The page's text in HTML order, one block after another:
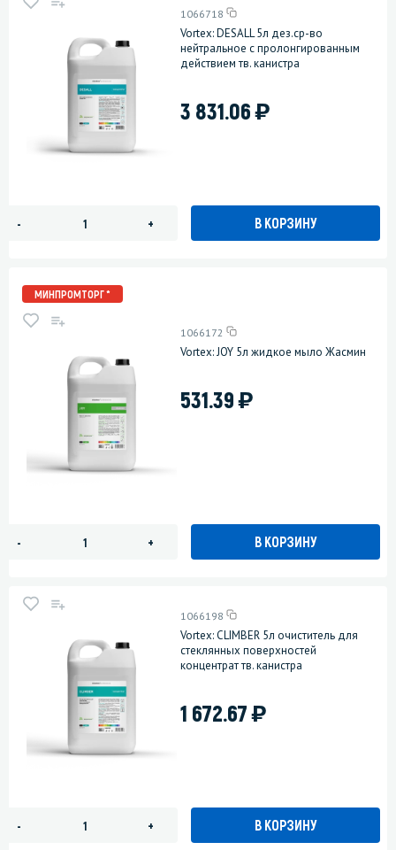
1066718
Vortex: DESALL 5л дез.ср-во
нейтральное с пролонгированным
действием тв. канистра
3 831.06)
- + В КОРЗИНУ
МИНПРОМТОРГ *
1066172
Vortex: JOY 5л жидкое мыло Жасмин
531.39)
- + В КОРЗИНУ
1066198
Vortex: CLIMBER 5л очиститель для
стеклянных поверхностей
концентрат тв. канистра
1 672.67)
- + В КОРЗИНУ